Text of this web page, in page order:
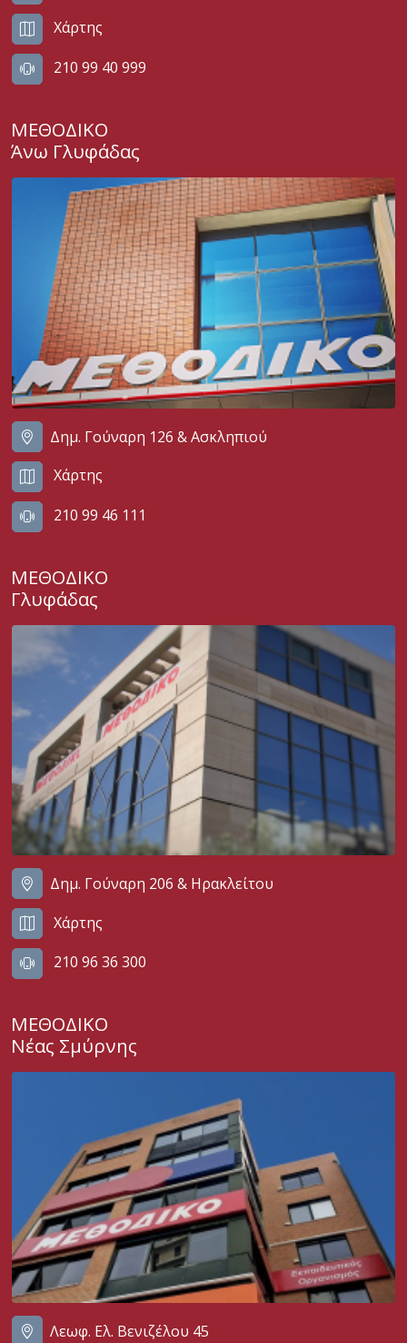
Χάρτης
210 99 40 999
ΜΕΘΟΔΙΚΟ
Άνω Γλυφάδας
Δημ. Γούναρη 126 & Ασκληπιού
Χάρτης
210 99 46 111
ΜΕΘΟΔΙΚΟ
Γλυφάδας
Δημ. Γούναρη 206 & Ηρακλείτου
Χάρτης
210 96 36 300
ΜΕΘΟΔΙΚΟ
Νέας Σμύρνης
Λεωφ. Ελ. Βενιζέλου 45